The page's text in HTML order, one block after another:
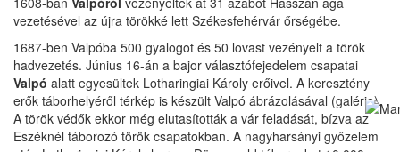
vezetésével az újra törökké lett Székesfehérvár őrségébe.
1687-ben Valpóba 500 gyalogot és 50 lovast vezényelt a török
hadvezetés. Június 16-án a bajor választófejedelem csapatai
Valpó alatt egyesültek Lotharingiai Károly erőivel. A keresztény
erők táborhelyéről térkép is készült Valpó ábrázolásával (galéria).
A török védők ekkor még elutasították a vár feladását, bízva az
Eszéknél táborozó török csapatokban. A nagyharsányi győzelem